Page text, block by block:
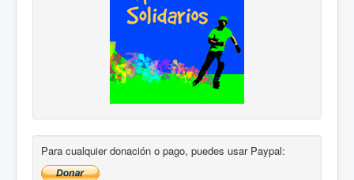
Para cualquier donación o pago, puedes usar Paypal: